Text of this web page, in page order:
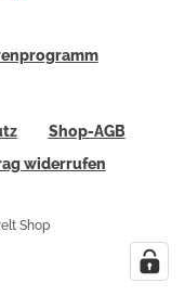
Shop-AGB
widerrufen
Shop